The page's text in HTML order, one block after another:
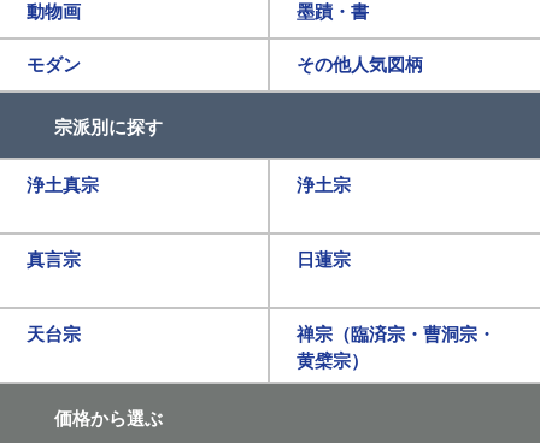
動物画 墨蹟・書
モダン その他人気図柄
宗派別に探す
浄土真宗 浄土宗
真言宗 日蓮宗
天台宗
禅宗（臨済宗・曹洞宗・
黄檗宗）
価格から選ぶ